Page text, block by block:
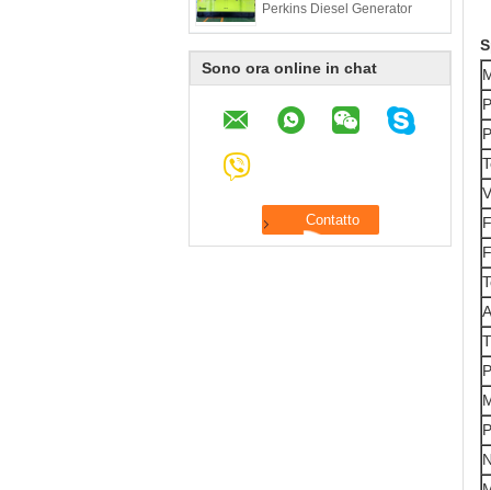
Perkins Diesel Generator
Sono ora online in chat